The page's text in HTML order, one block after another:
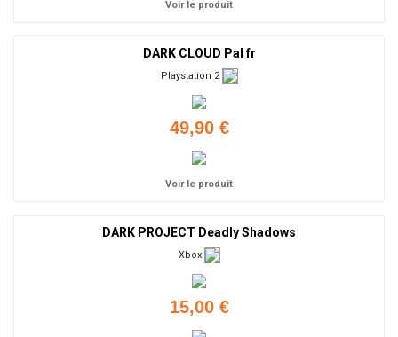
Voir le produit
DARK CLOUD Pal fr
Playstation 2
49,90 €
Voir le produit
DARK PROJECT Deadly Shadows
Xbox
15,00 €